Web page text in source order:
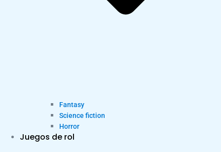
Fantasy
Science fiction
Horror
Juegos de rol